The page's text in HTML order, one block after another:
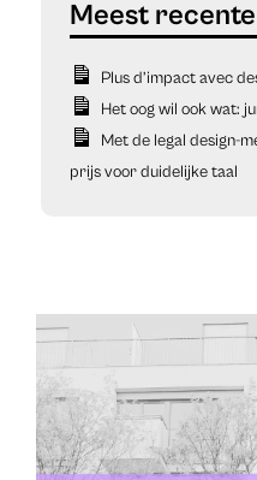
Plus d’impact avec
Het oog wil ook wat:
Met de legal design-
prijs voor duidelijke taal